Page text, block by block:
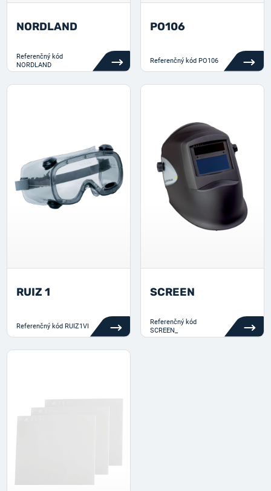
NORDLAND
Referenčný kód
NORDLAND
PO106
Referenčný kód PO106
RUIZ 1
Referenčný kód RUIZ1VI
SCREEN
Referenčný kód
SCREEN_